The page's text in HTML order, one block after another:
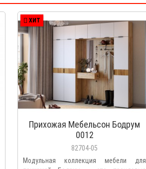
ХИТ
Прихожая Мебельсон Бодрум
0012
82704-05
Модульная коллекция мебели для